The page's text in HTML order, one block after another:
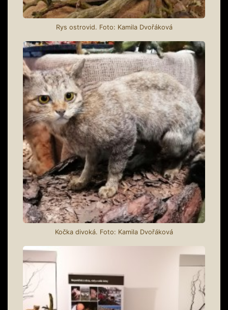
Rys ostrovid. Foto: Kamila Dvořáková
Kočka divoká. Foto: Kamila Dvořáková